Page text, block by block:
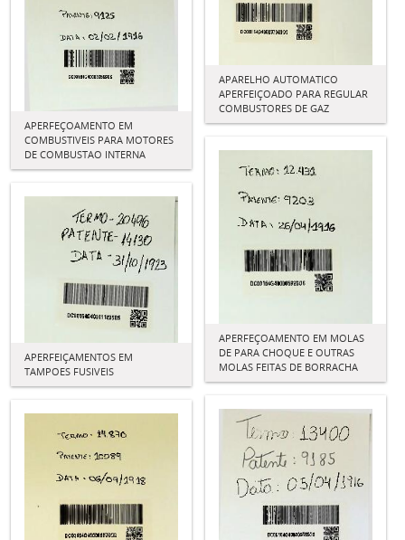
APARELHO AUTOMATICO
APERFEIÇOADO PARA REGULAR
COMBUSTORES DE GAZ
APERFEÇOAMENTO EM
COMBUSTIVEIS PARA MOTORES
DE COMBUSTAO INTERNA
APERFEÇOAMENTO EM MOLAS
DE PARA CHOQUE E OUTRAS
MOLAS FEITAS DE BORRACHA
APERFEIÇAMENTOS EM
TAMPOES FUSIVEIS